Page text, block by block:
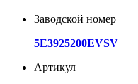
Заводской номер
5E3925200EVSV
Артикул